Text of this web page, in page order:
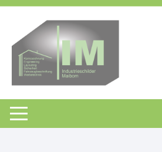
Zum
springen